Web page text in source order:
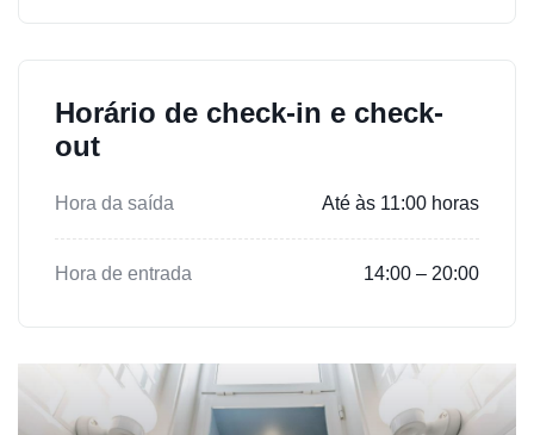
Horário de check-in e check-
out
Hora da saída Até às 11:00 horas
Hora de entrada 14:00 – 20:00